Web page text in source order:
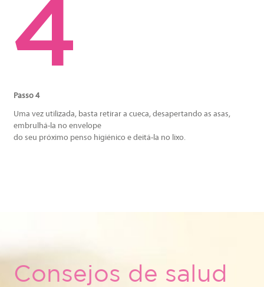
Passo 4
Uma vez utilizada, basta retirar a cueca, desapertando as asas,
embrulhá-la no envelope
do seu próximo penso higiénico e deitá-la no lixo.
Consejos de salud